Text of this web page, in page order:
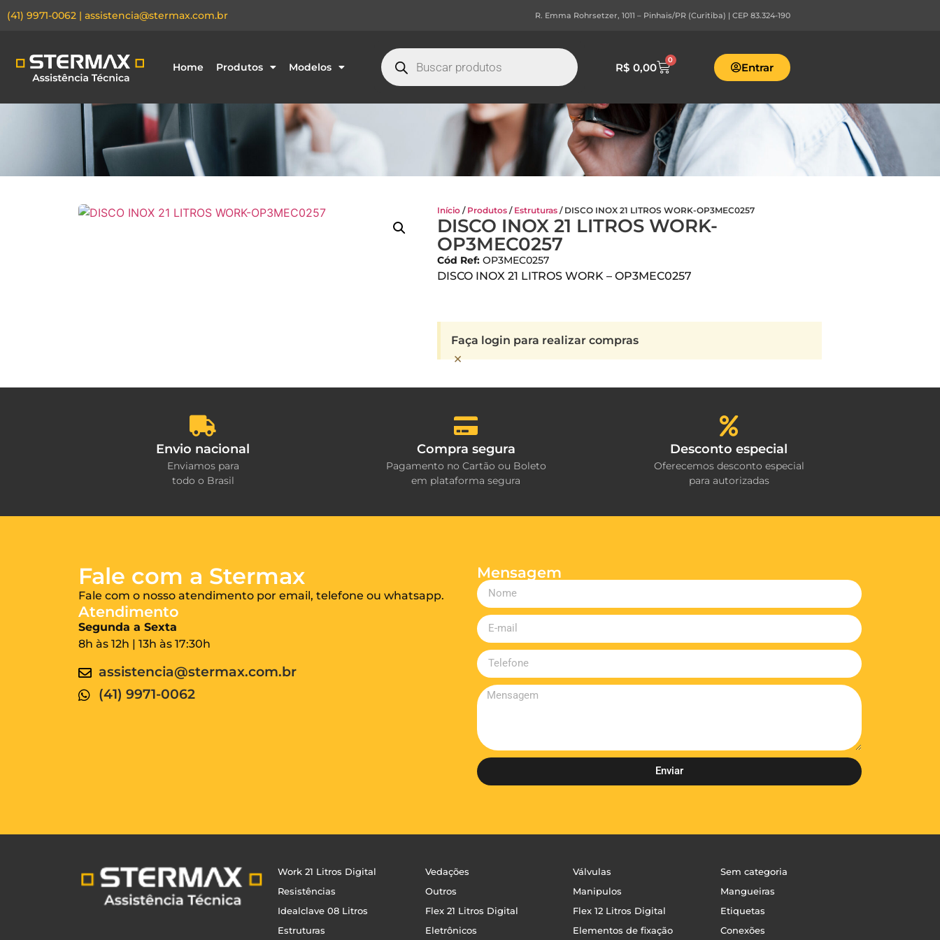
(41) 9971-0062 | assistencia@stermax.com.br R. Emma Rohrsetzer, 1011 – Pinhais/PR (Curitiba) | CEP 83.324-190
Home Produtos Modelos R$ 0,00
0
Entrar
DISCO INOX 21 LITROS
Início / Produtos / Estruturas / DISCO INOX 21 LITROS WORK-OP3MEC0257
DISCO INOX 21 LITROS WORK-
OP3MEC0257
Cód Ref: OP3MEC0257
DISCO INOX 21 LITROS WORK – OP3MEC0257
Faça login para realizar compras
×
Envio nacional
Enviamos para
todo o Brasil
Compra segura
Pagamento no Cartão ou Boleto
em plataforma segura
Desconto especial
Oferecemos desconto especial
para autorizadas
Fale com a Stermax
Fale com o nosso atendimento por email, telefone ou whatsapp.
Atendimento
Segunda a Sexta
8h às 12h | 13h às 17:30h
assistencia@stermax.com.br
(41) 9971-0062
Mensagem
Enviar
Work 21 Litros Digital Vedações Válvulas
Sem categoria
Resistências
Outros Manipulos
Mangueiras
Idealclave 08 Litros
Flex 21 Litros Digital Flex 12 Litros Digital
Etiquetas
Estruturas
Eletrônicos Elementos de fixação Conexões